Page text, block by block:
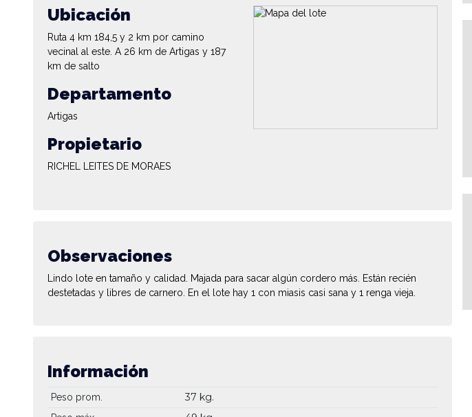
Ubicación
Ruta 4 km 184,5 y 2 km por camino
vecinal al este. A 26 km de Artigas y 187
km de salto
Departamento
Artigas
Propietario
RICHEL LEITES DE MORAES
Observaciones
Lindo lote en tamaño y calidad. Majada para sacar algún cordero más. Están recién
destetadas y libres de carnero. En el lote hay 1 con miasis casi sana y 1 renga vieja.
Información
Peso prom. 37 kg.